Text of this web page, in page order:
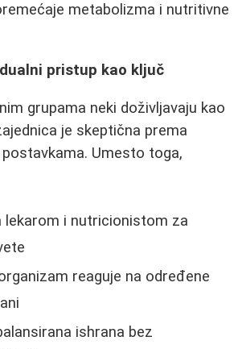
metabolizma i nutritivne
pristup kao ključ
grupama neki doživljavaju kao
je skeptična prema
Umesto toga,
lekarom i nutricionistom za
reaguje na određene
ishrana bez